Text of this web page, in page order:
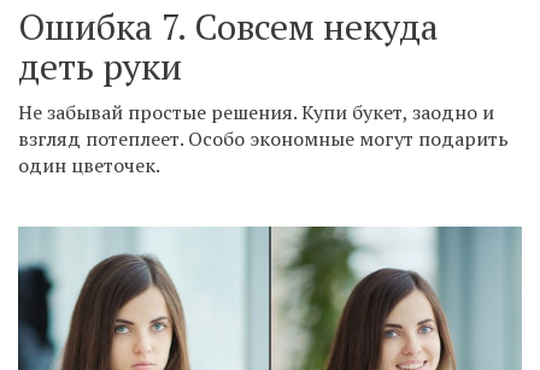
Ошибка 7. Совсем некуда
деть руки
Не забывай простые решения. Купи букет, заодно и
взгляд потеплеет. Особо экономные могут подарить
один цветочек.